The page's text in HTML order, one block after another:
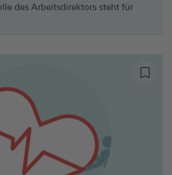
des Arbeitsdirektors steht für